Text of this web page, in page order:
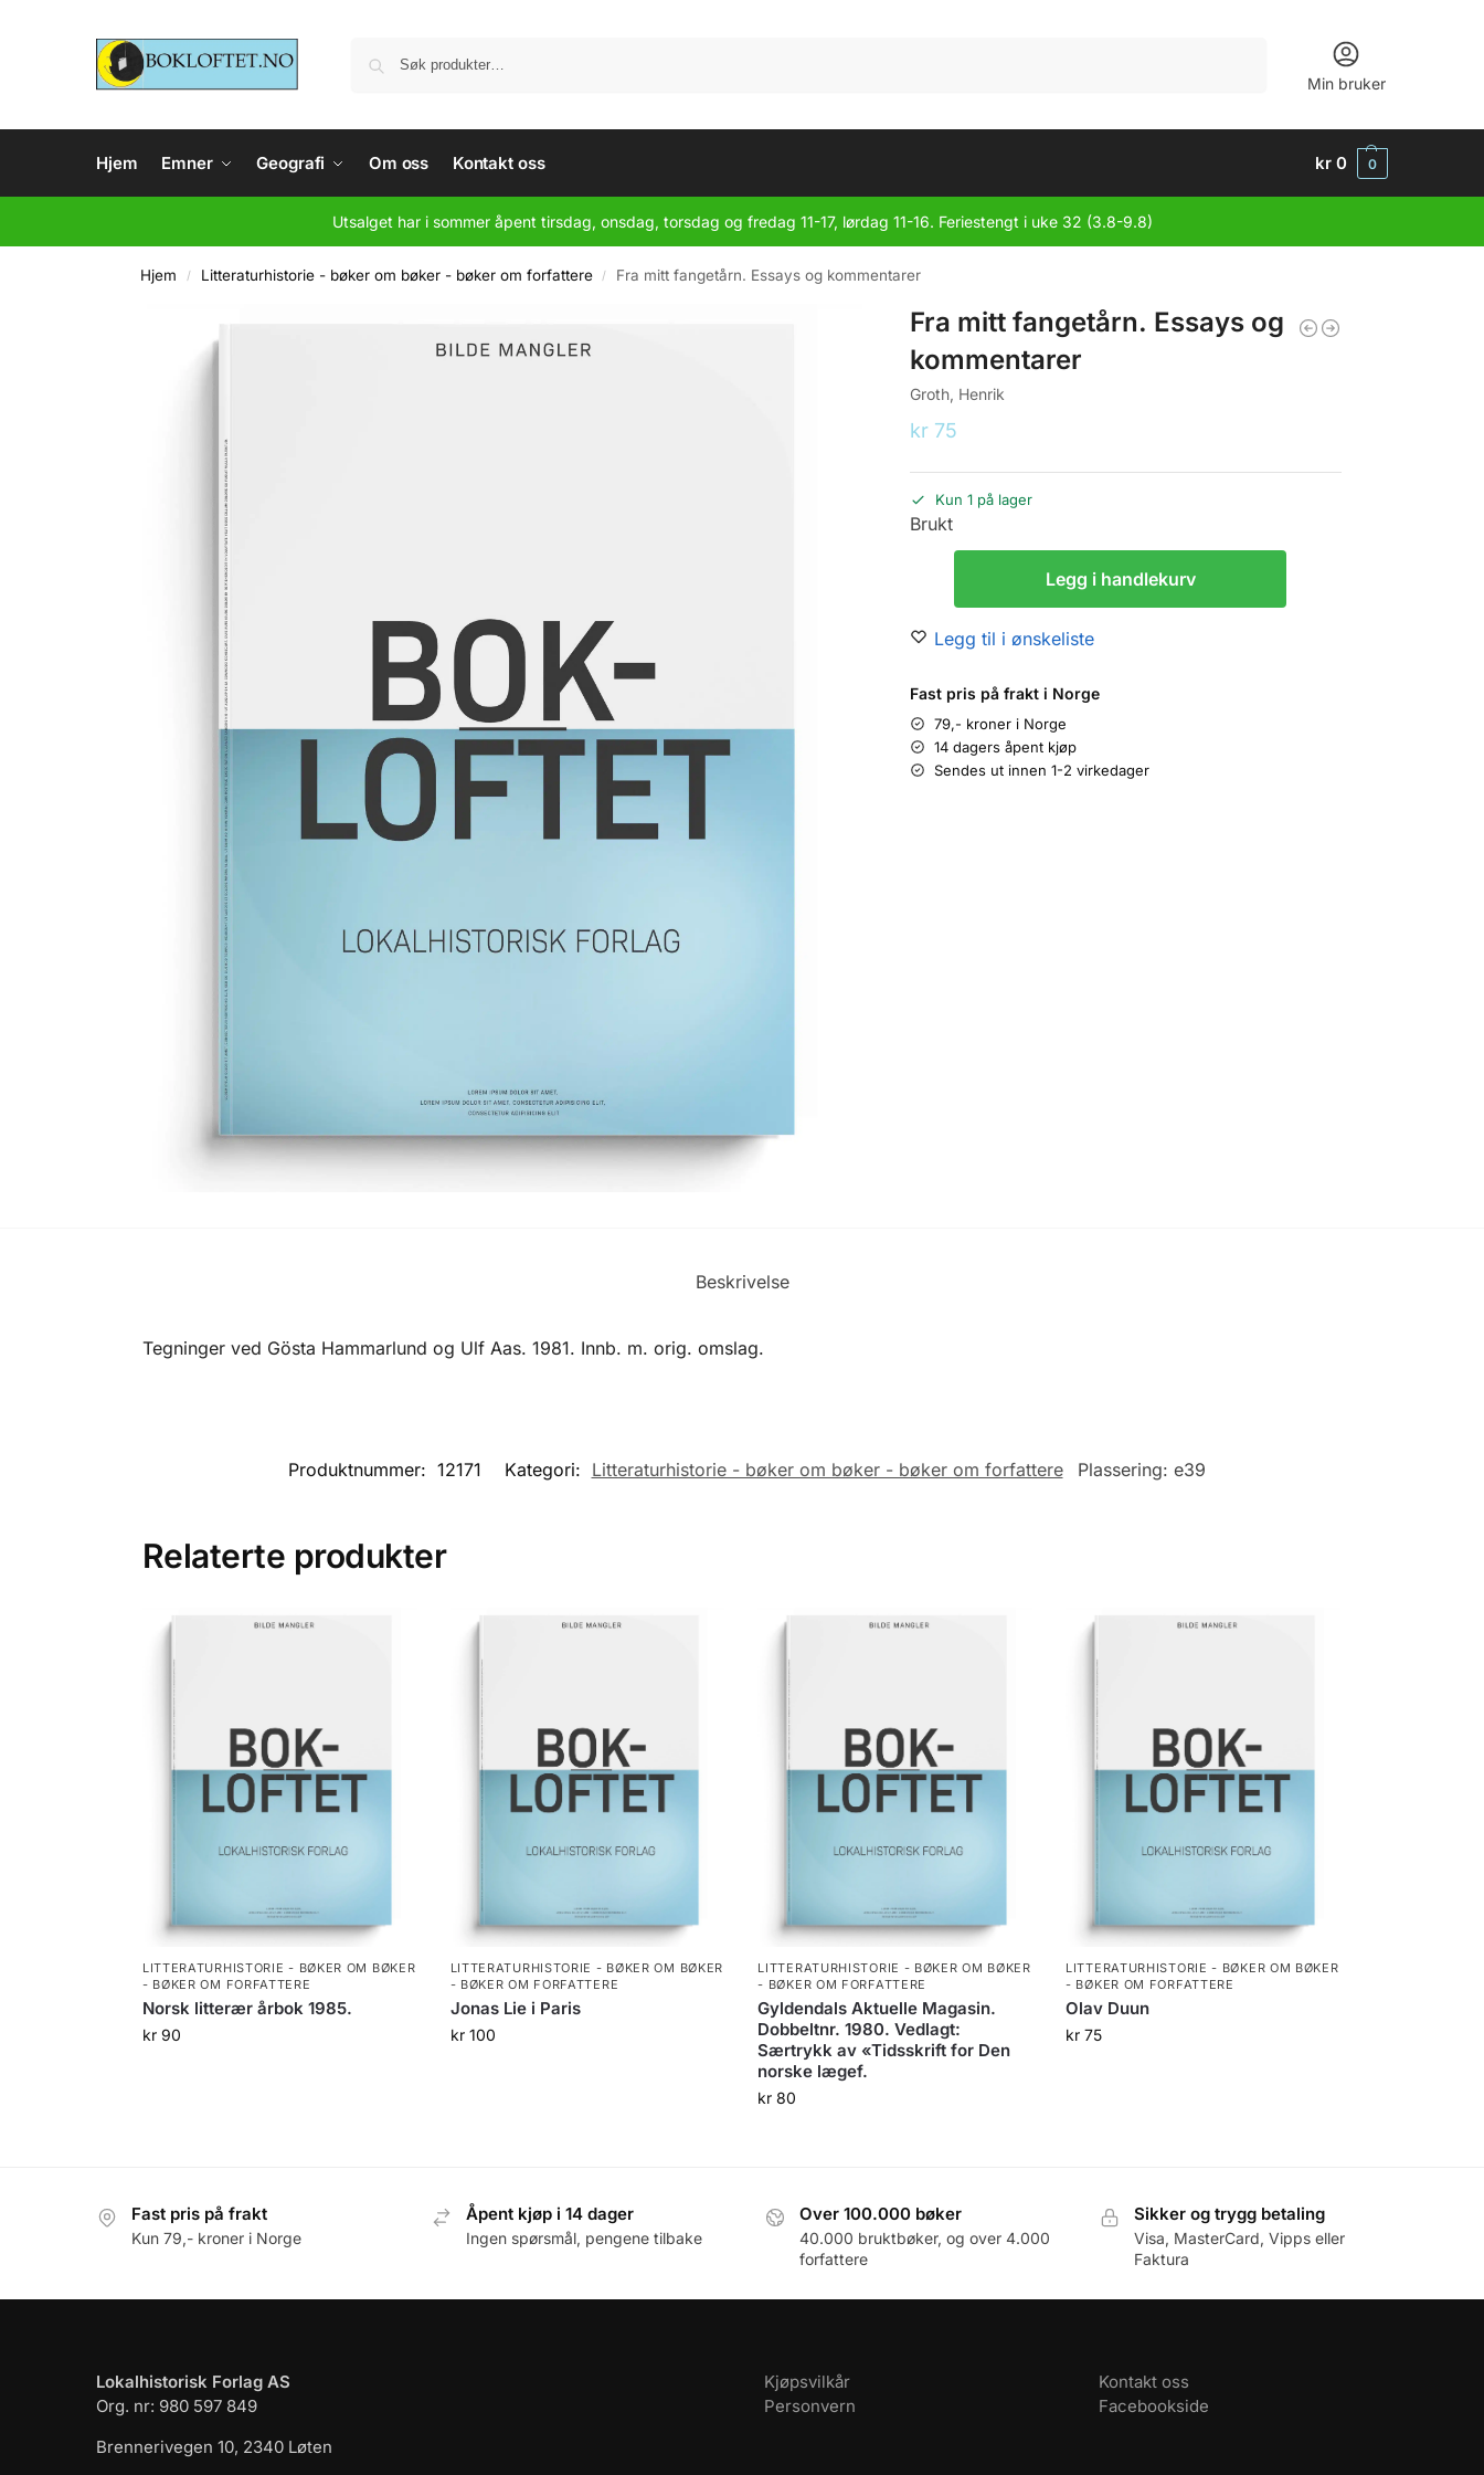
Min bruker
Hjem Emner Geografi Om oss Kontakt oss kr 0 0
Utsalget har i sommer åpent tirsdag, onsdag, torsdag og fredag 11-17, lørdag 11-16. Feriestengt i uke 32 (3.8-9.8)
Hjem / Litteraturhistorie - bøker om bøker - bøker om forfattere / Fra mitt fangetårn. Essays og kommentarer
Fra mitt fangetårn. Essays og
kommentarer
Groth, Henrik
kr 75
Kun 1 på lager
Brukt
Legg i handlekurv
Legg til i ønskeliste
Fast pris på frakt i Norge
79,- kroner i Norge
14 dagers åpent kjøp
Sendes ut innen 1-2 virkedager
Beskrivelse
Tegninger ved Gösta Hammarlund og Ulf Aas. 1981. Innb. m. orig. omslag.
Produktnummer: 12171 Kategori: Litteraturhistorie - bøker om bøker - bøker om forfattere Plassering: e39
Relaterte produkter
LITTERATURHISTORIE - BØKER OM BØKER
- BØKER OM FORFATTERE
Norsk litterær årbok 1985.
kr90
LITTERATURHISTORIE - BØKER OM BØKER
- BØKER OM FORFATTERE
Jonas Lie i Paris
kr100
LITTERATURHISTORIE - BØKER OM BØKER
- BØKER OM FORFATTERE
Gyldendals Aktuelle Magasin.
Dobbeltnr. 1980. Vedlagt:
Særtrykk av «Tidsskrift for Den
norske lægef.
kr 80
LITTERATURHISTORIE - BØKER OM BØKER
- BØKER OM FORFATTERE
Olav Duun
kr 75
Fast pris på frakt
Kun 79,- kroner i Norge
Åpent kjøp i 14 dager
Ingen spørsmål, pengene tilbake
Over 100.000 bøker
40.000 bruktbøker, og over 4.000
forfattere
Sikker og trygg betaling
Visa, MasterCard, Vipps eller
Faktura
Lokalhistorisk Forlag AS
Org. nr: 980 597 849
Brennerivegen 10, 2340 Løten
Kjøpsvilkår
Personvern
Kontakt oss
Facebookside